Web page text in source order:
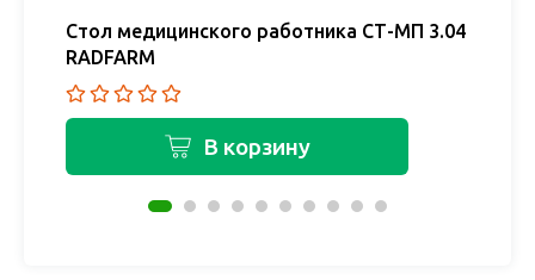
Стол медицинского работника СТ-МП 3.04
RADFARM
В корзину